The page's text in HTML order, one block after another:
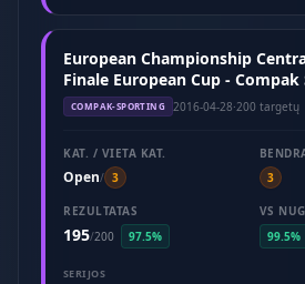
European Championship
Finale European Cup -
Hungary (April 2016)
COMPAK-SPORTING 2016-04-28·200 targetų
KAT. / VIETA KAT.
Open/ 3
3
REZULTATAS
195/200 97.5%
VS
99.5%
SERIJOS